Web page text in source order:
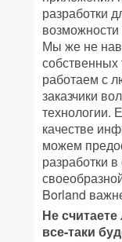
разработки
Мы же не
собственных
работаем с
заказчики
технологии.
качестве
можем
разработки
Borland
Не
все-таки